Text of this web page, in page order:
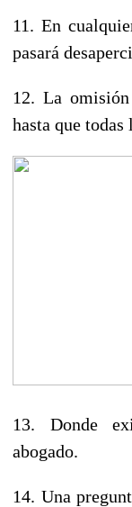
11. En
pasará
12. La omisión
hasta que
13. Donde
abogado.
14. Una